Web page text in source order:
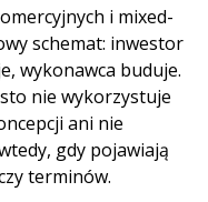
i mixed-
schemat: inwestor
wykonawca buduje.
nie wykorzystuje
ani nie
gdy pojawiają
terminów.